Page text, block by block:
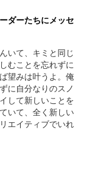
ダーたちにメッセ
いて、キミと同じ
むことを忘れずに
望みは叶うよ。俺
に自分なりのスノ
して新しいことを
いて、全く新しい
エイティブでいれ